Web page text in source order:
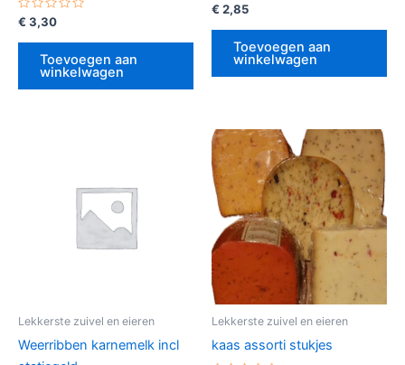
Gewaardeerd
0
uit
€ 3,30
Toevoegen aan
winkelwagen
Gewaardeerd
uit
€ 2,85
Toevoegen aan
winkelwagen
Lekkerste zuivel en eieren
Weerribben karnemelk incl
Lekkerste zuivel en eieren
kaas assorti stukjes